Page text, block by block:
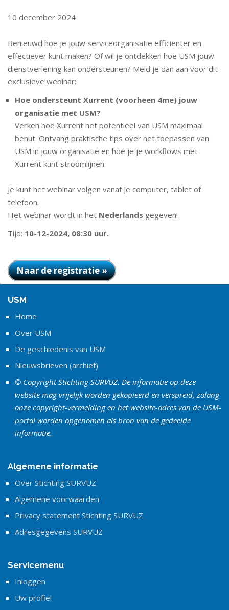
10 december 2024
Benieuwd hoe je jouw serviceorganisatie efficiënter en
effectiever kunt maken? Of wil je ontdekken hoe USM jouw
dienstverlening kan ondersteunen? Meld je dan aan voor dit
exclusieve webinar:
Hoe ondersteunt Xurrent (voorheen 4me) jouw
organisatie met USM?
Verken hoe Xurrent het potentieel van USM maximaal
benut. Ontvang praktische tips over het toepassen van
USM in jouw organisatie en hoe je je workflows met
Xurrent kunt stroomlijnen.
Je kunt het webinar volgen vanaf je computer, tablet of
telefoon.
Het webinar wordt in het Nederlands gegeven!
Tijd: 10-12-2024, 08:30 uur.
Naar de registratie »
USM
Home
Over USM
De geschiedenis van USM
Nieuwsbrieven (archief)
© Copyright Stichting SURVUZ. De informatie op deze
website mag vrijelijk worden gekopieerd en verspreid, zolang
onze copyright-vermelding en het website-adres van de USM-
portal worden opgenomen als bron van de gedeelde
informatie.
Algemene informatie
Over Stichting SURVUZ
Algemene voorwaarden
Privacy statement Stichting SURVUZ
Adresgegevens SURVUZ
Servicemenu
Inloggen
Uw profiel